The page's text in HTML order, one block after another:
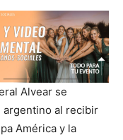
Alvear se
al recibir
América y la